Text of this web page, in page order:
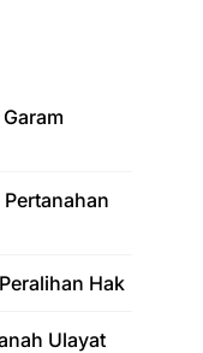
Hak
Ulayat